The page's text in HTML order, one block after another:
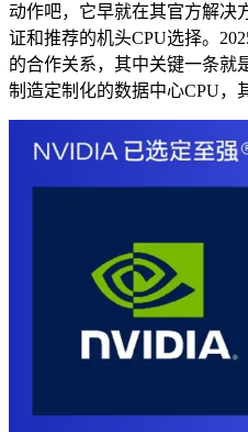
动作吧，它早就在其官方解决
证和推荐的机头CPU选择。
的合作关系，其中关键一条就
制造定制化的数据中心CPU，